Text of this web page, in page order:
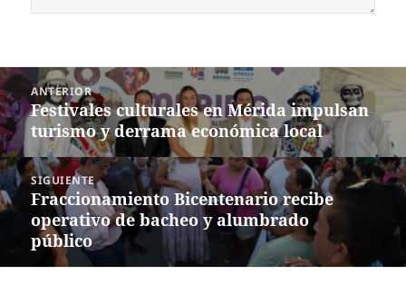
Navegación
de
entradas
ANTERIOR
Entrada
anterior:
Festivales culturales en Mérida impulsan
turismo y derrama económica local
SIGUIENTE
Siguiente
entrada:
Fraccionamiento Bicentenario recibe
operativo de bacheo y alumbrado
público